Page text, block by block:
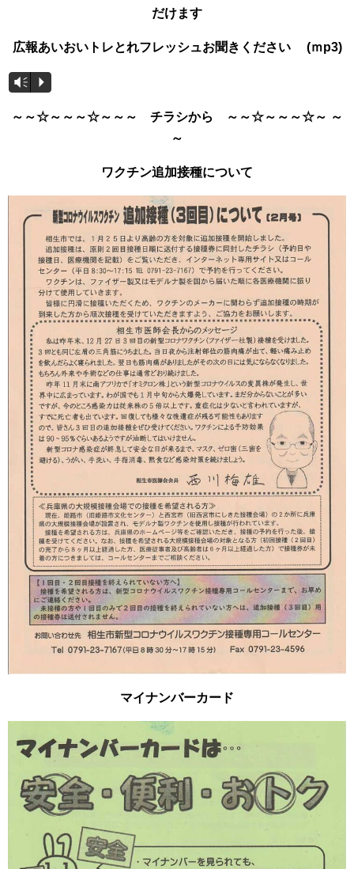
だけます
広報あいおいトレとれフレッシュお聞きください (ｍp3)
Vm P
～～☆～～～☆～～～ チラシから ～～☆～～～☆～ ～
～
ワクチン追加接種について
マイナンバーカード